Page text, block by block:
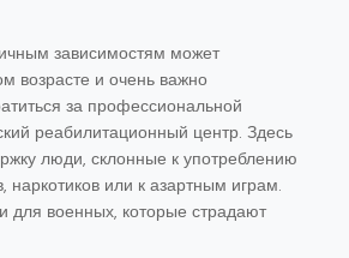
зависимостям может
возрасте и очень важно
за профессиональной
реабилитационный центр. Здесь
люди, склонные к употреблению
наркотиков или к азартным играм.
для военных, которые страдают